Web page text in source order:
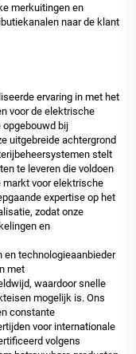
merkuitingen en
naar de klant
ervaring in met het
voor de elektrische
bij
uitgebreide achtergrond
stelt
te leveren die voldoen
markt voor elektrische
expertise op het
zodat onze
en
en technologieaanbieder
met
waardoor snelle
mogelijk is. Ons
constante
voor internationale
volgens